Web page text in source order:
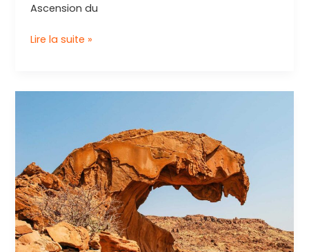
Ascension du
Découverte
:
Explorer
Lire la suite »